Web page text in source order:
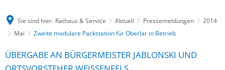
Sie sind hier: Rathaus & Service Aktuell Pressemeldungen
2014
Mai
Zweite modulare Packstation für Oberlar in Betrieb
ÜBERGABE AN BÜRGERMEISTER JABLONSKI UND